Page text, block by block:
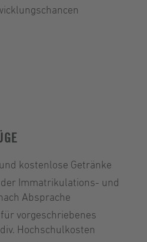
kostenlose Getränke
Immatrikulations- und
Absprache
vorgeschriebenes
Hochschulkosten